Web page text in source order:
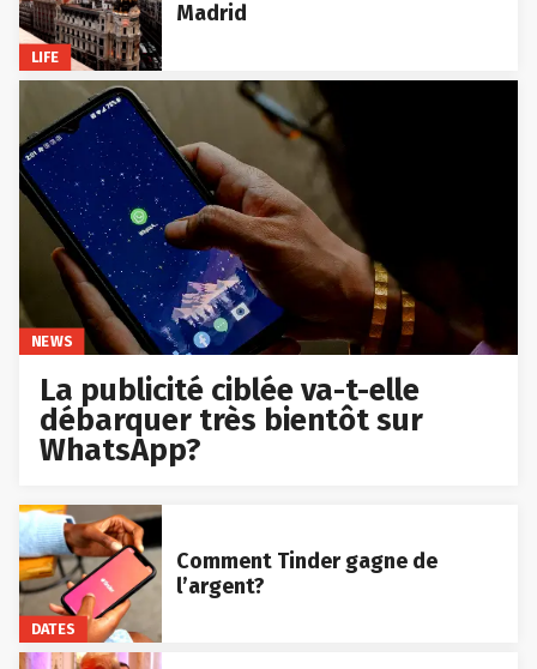
LIFE
Madrid
NEWS
La publicité ciblée va-t-elle
débarquer très bientôt sur
WhatsApp?
DATES
Comment Tinder gagne de
l’argent?